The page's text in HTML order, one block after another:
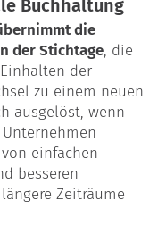
Buchhaltung
die
der Stichtage, die
der
zu einem neuen
ausgelöst, wenn
einfachen
besseren
Zeiträume